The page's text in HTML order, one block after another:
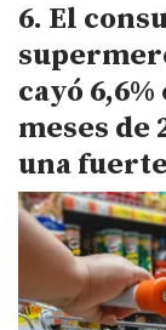
El
cayó
meses de
una